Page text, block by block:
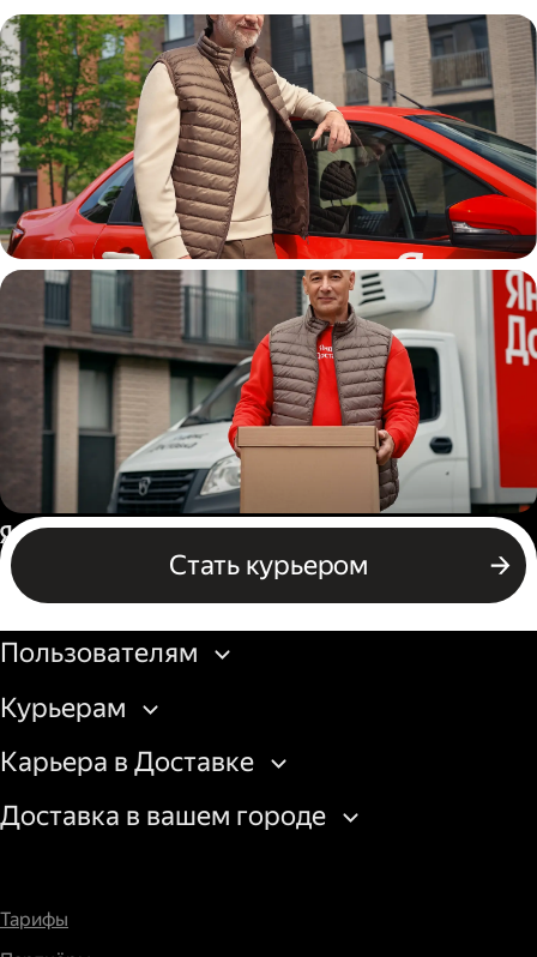
Автокурьер
Водитель грузового авто
Стать курьером
Россия
Бизнесу
Пользователям
Курьерам
Карьера в Доставке
Доставка в вашем городе
Тарифы